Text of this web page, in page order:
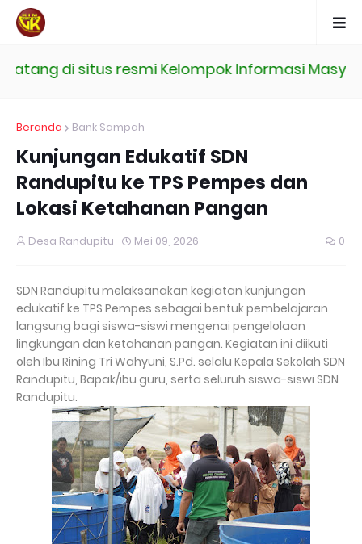
di situs resmi Kelompok Informasi
Beranda Bank Sampah
Kunjungan Edukatif SDN
Randupitu ke TPS Pempes dan
Lokasi Ketahanan Pangan
Desa Randupitu Mei 09, 2026 0
SDN Randupitu melaksanakan kegiatan kunjungan
edukatif ke TPS Pempes sebagai bentuk pembelajaran
langsung bagi siswa-siswi mengenai pengelolaan
lingkungan dan ketahanan pangan. Kegiatan ini diikuti
oleh Ibu Rining Tri Wahyuni, S.Pd. selalu Kepala Sekolah SDN
Randupitu, Bapak/ibu guru, serta seluruh siswa-siswi SDN
Randupitu.